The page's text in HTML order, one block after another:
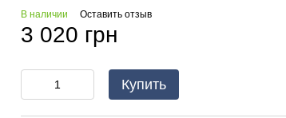
В наличии Оставить отзыв
3 020 грн
Купить